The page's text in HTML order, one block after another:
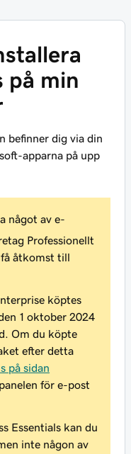
på min
befinner dig via din
apparna på upp
något av e-
Professionellt
åtkomst till
köptes
1 oktober 2024
Om du köpte
efter detta
på sidan
för e-post
Essentials kan du
inte någon av